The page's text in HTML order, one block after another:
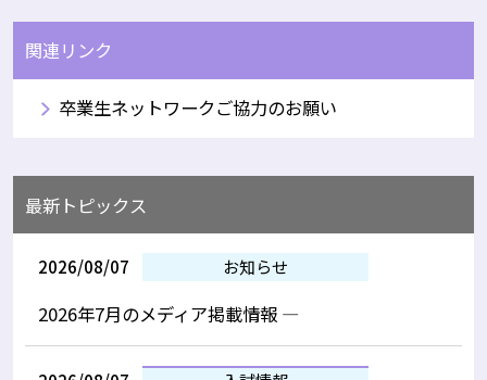
関連リンク
卒業生ネットワークご協力のお願い
最新トピックス
2026/08/07 お知らせ
2026年7月のメディア掲載情報 —